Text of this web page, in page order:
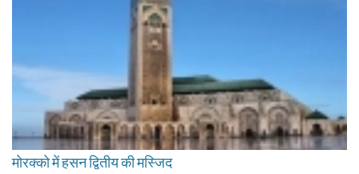
मोरक्को में हसन द्वितीय की मस्जिद